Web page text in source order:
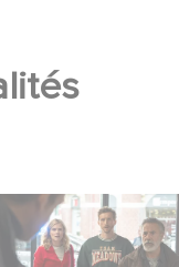
nouvelle comédie
Baptiste